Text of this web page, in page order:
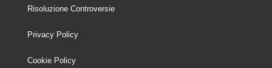
Risoluzione Controversie
Privacy Policy
Cookie Policy